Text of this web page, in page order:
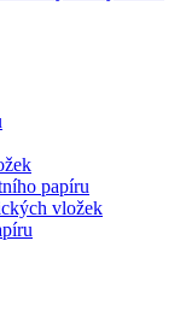
papíru
vložek